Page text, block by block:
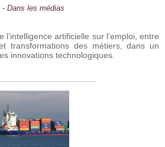
- Dans les médias
l’intelligence artificielle sur l’emploi, entre
transformations des métiers, dans un
innovations technologiques.